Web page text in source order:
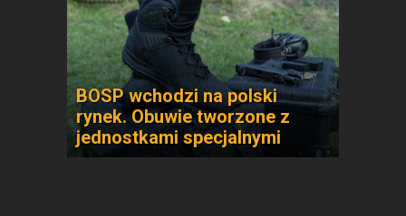
BOSP wchodzi na polski
rynek. Obuwie tworzone z
jednostkami specjalnymi